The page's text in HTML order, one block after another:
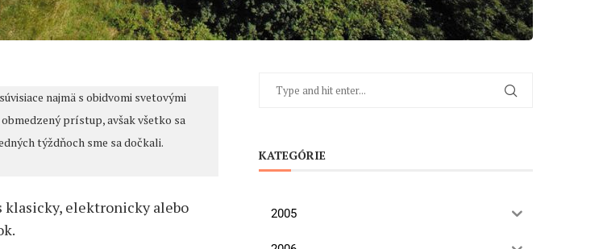
najmä s obidvomi svetovými
prístup, avšak všetko sa
týždňoch sme sa dočkali.
klasicky, elektronicky alebo
KATEGÓRIE
2005